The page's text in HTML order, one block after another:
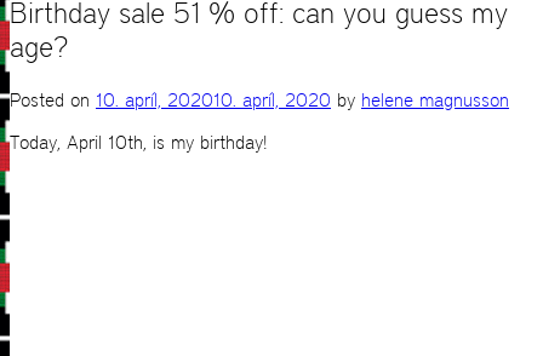
Birthday sale 51 % off: can you guess my
age?
Posted on 10. apríl, 202010. apríl, 2020 by helene magnusson
Today, April 10th, is my birthday!